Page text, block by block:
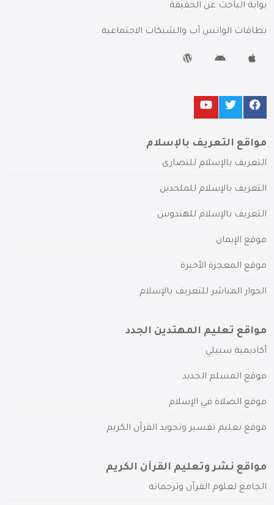
بوابة الباحث عن الحقيقة
بطاقات الواتس آب والشبكات الاجتماعية
مواقع التعريف بالإسلام
التعريف بالإسلام للنصارى
التعريف بالإسلام للملحدين
التعريف بالإسلام للهندوس
موقع الإيمان
موقع المعجزة الأخيرة
الحوار المباشر للتعريف بالإسلام
مواقع تعليم المهتدين الجدد
أكاديمية سبيلي
موقع المسلم الجديد
موقع الصلاة في الإسلام
موقع تعليم تفسير وتجويد القرآن الكريم
مواقع نشر وتعليم القرآن الكريم
الجامع لعلوم القرآن وترجماته